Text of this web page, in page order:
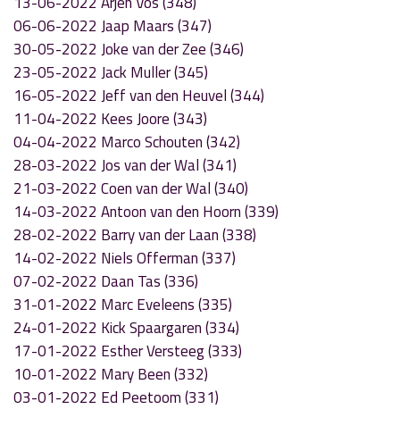
06-06-2022 Jaap Maars (347)
30-05-2022 Joke van der Zee (346)
23-05-2022 Jack Muller (345)
16-05-2022 Jeff van den Heuvel (344)
11-04-2022 Kees Joore (343)
04-04-2022 Marco Schouten (342)
28-03-2022 Jos van der Wal (341)
21-03-2022 Coen van der Wal (340)
14-03-2022 Antoon van den Hoorn (339)
28-02-2022 Barry van der Laan (338)
14-02-2022 Niels Offerman (337)
07-02-2022 Daan Tas (336)
31-01-2022 Marc Eveleens (335)
24-01-2022 Kick Spaargaren (334)
17-01-2022 Esther Versteeg (333)
10-01-2022 Mary Been (332)
03-01-2022 Ed Peetoom (331)